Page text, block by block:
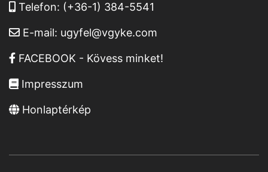
Telefon: (+36-1) 384-5541
E-mail: ugyfel@vgyke.com
FACEBOOK - Kövess minket!
Impresszum
Honlaptérkép